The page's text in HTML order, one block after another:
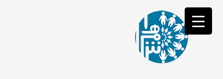
فصد
خون
غرب
تهران
خشکشویی